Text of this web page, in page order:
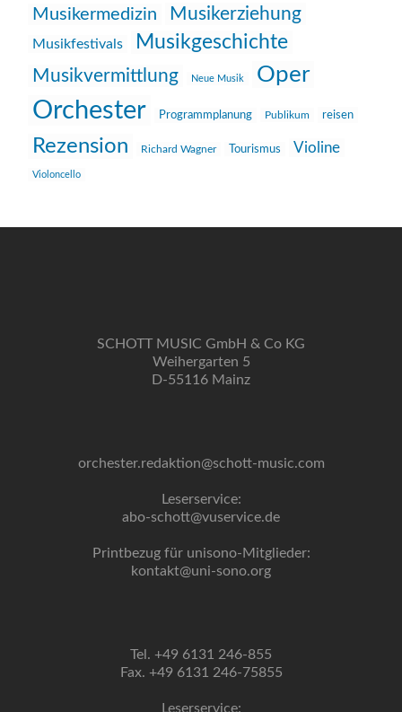
Musikermedizin Musikerziehung
Musikfestivals Musikgeschichte
Musikvermittlung Neue Musik Oper
Orchester Programmplanung Publikum reisen
Rezension Richard Wagner Tourismus Violine
Violoncello
SCHOTT MUSIC GmbH & Co KG
Weihergarten 5
D-55116 Mainz
orchester.redaktion@schott-music.com
Leserservice:
abo-schott@vuservice.de
Printbezug für unisono-Mitglieder:
kontakt@uni-sono.org
Tel. +49 6131 246-855
Fax. +49 6131 246-75855
Leserservice: